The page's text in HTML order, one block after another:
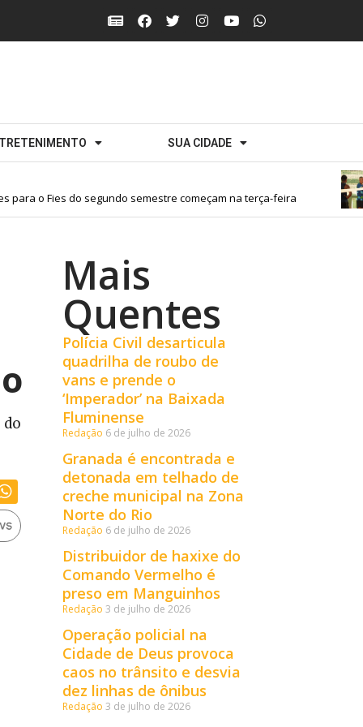
SUA CIDADE
o Fies do segundo semestre começam na terça-feira
do
Mais
Quentes
Polícia Civil desarticula
quadrilha de roubo de
vans e prende o
‘Imperador’ na Baixada
Fluminense
Redação 6 de julho de 2026
Granada é encontrada e
detonada em telhado de
creche municipal na Zona
Norte do Rio
Redação 6 de julho de 2026
Distribuidor de haxixe do
Comando Vermelho é
preso em Manguinhos
Redação 3 de julho de 2026
Operação policial na
Cidade de Deus provoca
caos no trânsito e desvia
dez linhas de ônibus
Redação 3 de julho de 2026